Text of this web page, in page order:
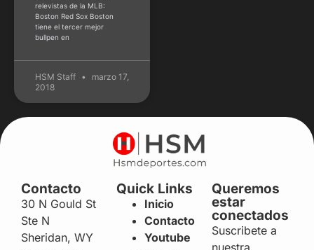
relevistas de la MLB:
Boston Red Sox Boston
tiene el tercer mejor
bullpen en
HSM Staff
marzo 17,
2018
Contacto
30 N Gould St
Ste N
Sheridan, WY
Quick Links
Inicio
Contacto
Youtube
Queremos
estar
conectados
Suscribete a
nuestra